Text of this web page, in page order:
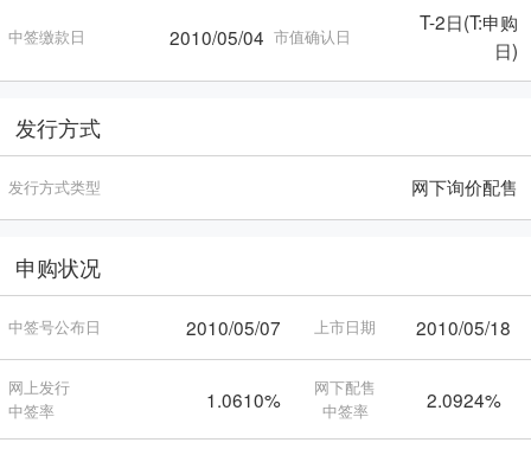
中签缴款日 2010/05/04 市值确认日
T-2日(T:申购
日)
发行方式
发行方式类型 网下询价配售
申购状况
中签号公布日 2010/05/07 上市日期 2010/05/18
网上发行
中签率
1.0610%
网下配售
中签率
2.0924%